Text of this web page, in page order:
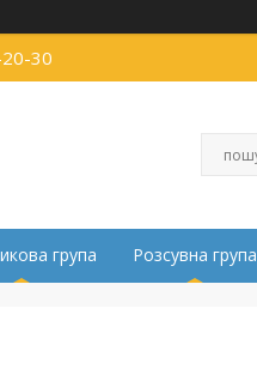
30
група Розсувна група